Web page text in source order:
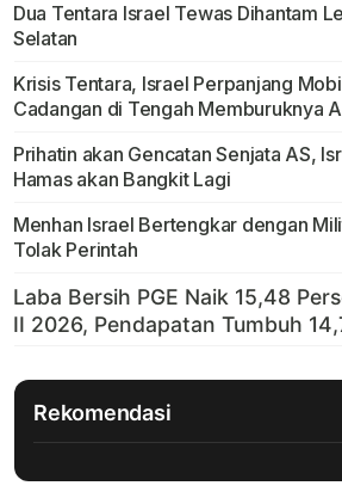
Dua Tentara Israel Tewas Dihantam
Selatan
Krisis Tentara, Israel Perpanjang
Cadangan di Tengah Memburuknya
Prihatin akan Gencatan Senjata AS,
Hamas akan Bangkit Lagi
Menhan Israel Bertengkar dengan
Tolak Perintah
Rekomendasi